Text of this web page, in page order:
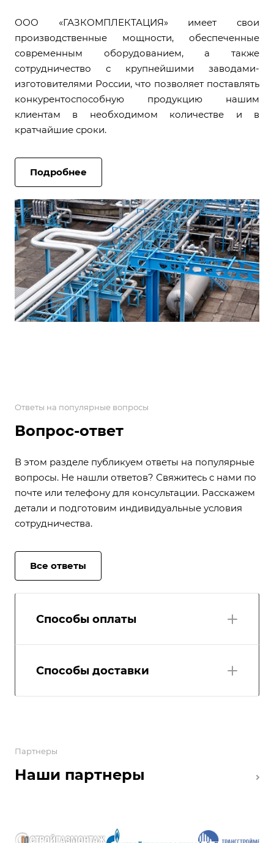
ООО «ГАЗКОМПЛЕКТАЦИЯ» имеет свои
производственные мощности, обеспеченные
современным оборудованием, а также
сотрудничество с крупнейшими заводами-
изготовителями России, что позволяет поставлять
конкурентоспособную продукцию нашим
клиентам в необходимом количестве и в
кратчайшие сроки.
Подробнее
Ответы на популярные вопросы
Вопрос-ответ
В этом разделе публикуем ответы на популярные
вопросы. Не нашли ответов? Свяжитесь с нами по
почте или телефону для консультации. Расскажем
детали и подготовим индивидуальные условия
сотрудничества.
Все ответы
Способы оплаты
Способы доставки
Партнеры
Наши партнеры